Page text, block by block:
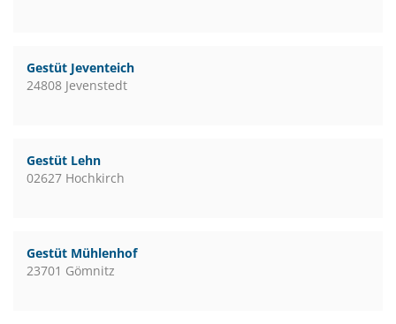
Gestüt Jeventeich
24808 Jevenstedt
Gestüt Lehn
02627 Hochkirch
Gestüt Mühlenhof
23701 Gömnitz